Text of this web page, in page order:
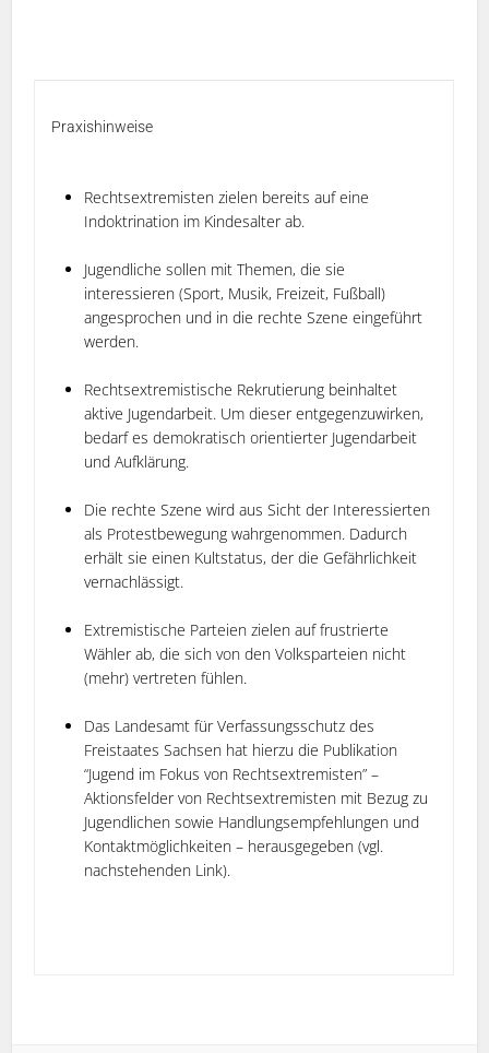
Praxishinweise
Rechtsextremisten zielen bereits auf eine
Indoktrination im Kindesalter ab.
Jugendliche sollen mit Themen, die sie
interessieren (Sport, Musik, Freizeit, Fußball)
angesprochen und in die rechte Szene eingeführt
werden.
Rechtsextremistische Rekrutierung beinhaltet
aktive Jugendarbeit. Um dieser entgegenzuwirken,
bedarf es demokratisch orientierter Jugendarbeit
und Aufklärung.
Die rechte Szene wird aus Sicht der Interessierten
als Protestbewegung wahrgenommen. Dadurch
erhält sie einen Kultstatus, der die Gefährlichkeit
vernachlässigt.
Extremistische Parteien zielen auf frustrierte
Wähler ab, die sich von den Volksparteien nicht
(mehr) vertreten fühlen.
Das Landesamt für Verfassungsschutz des
Freistaates Sachsen hat hierzu die Publikation
“Jugend im Fokus von Rechtsextremisten” –
Aktionsfelder von Rechtsextremisten mit Bezug zu
Jugendlichen sowie Handlungsempfehlungen und
Kontaktmöglichkeiten – herausgegeben (vgl.
nachstehenden Link).